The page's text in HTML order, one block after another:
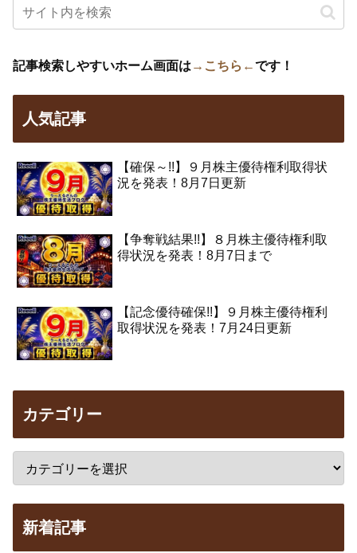
記事検索しやすいホーム画面は →こちら←です！
人気記事
【確保～!!】９月株主優待権利取得状
況を発表！8月7日更新
【争奪戦結果!!】８月株主優待権利取
得状況を発表！8月7日まで
【記念優待確保!!】９月株主優待権利
取得状況を発表！7月24日更新
カテゴリー
新着記事